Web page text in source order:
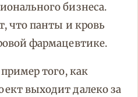
бизнеса.
что панты и кровь
фармацевтике.
того, как
выходит далеко за